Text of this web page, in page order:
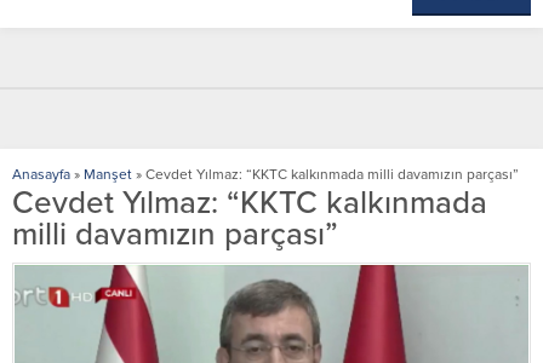
Anasayfa » Manşet » Cevdet Yılmaz: “KKTC kalkınmada milli davamızın parçası”
Cevdet Yılmaz: “KKTC kalkınmada
milli davamızın parçası”